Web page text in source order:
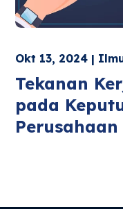
Okt 13, 2024 |
Tekanan
pada
Perusahaan